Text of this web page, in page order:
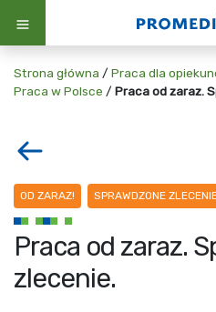
Strona główna / Praca dla
Praca w Polsce / Praca od zaraz.
OD ZARAZ! SPRAWDZONE
Praca od zaraz.
zlecenie.